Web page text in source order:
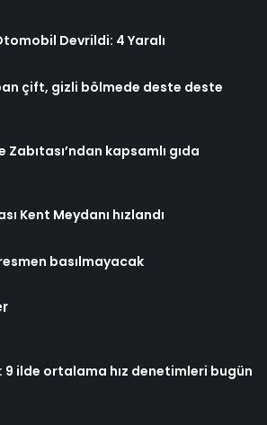
Devrildi: 4 Yaralı
çift, gizli bölmede deste deste
kapsamlı gıda
Kent Meydanı hızlandı
basılmayacak
9 ilde ortalama hız denetimleri bugün